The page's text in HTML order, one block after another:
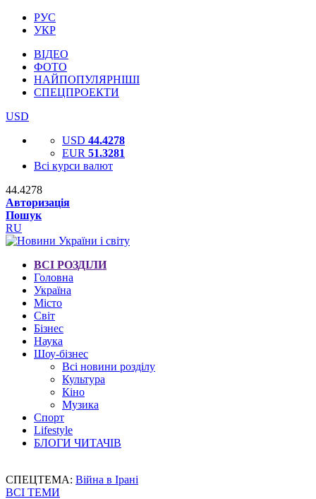
РУС
УКР
ВІДЕО
ФОТО
НАЙПОПУЛЯРНІШІ
СПЕЦПРОЕКТИ
USD
USD 44.4278
EUR 51.3281
Всі курси валют
44.4278
Авторизація
Пошук
RU
ВСІ РОЗДІЛИ
Головна
Україна
Місто
Світ
Бізнес
Наука
Шоу-бізнес
Всі новини розділу
Культура
Кіно
Музика
Спорт
Lifestyle
БЛОГИ ЧИТАЧІВ
СПЕЦТЕМА: Війна в Ірані
ВСІ ТЕМИ